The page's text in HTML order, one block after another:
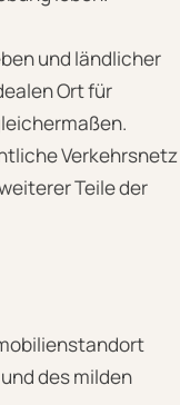
und ländlicher
Ort für
Verkehrsnetz
Teile der
des milden